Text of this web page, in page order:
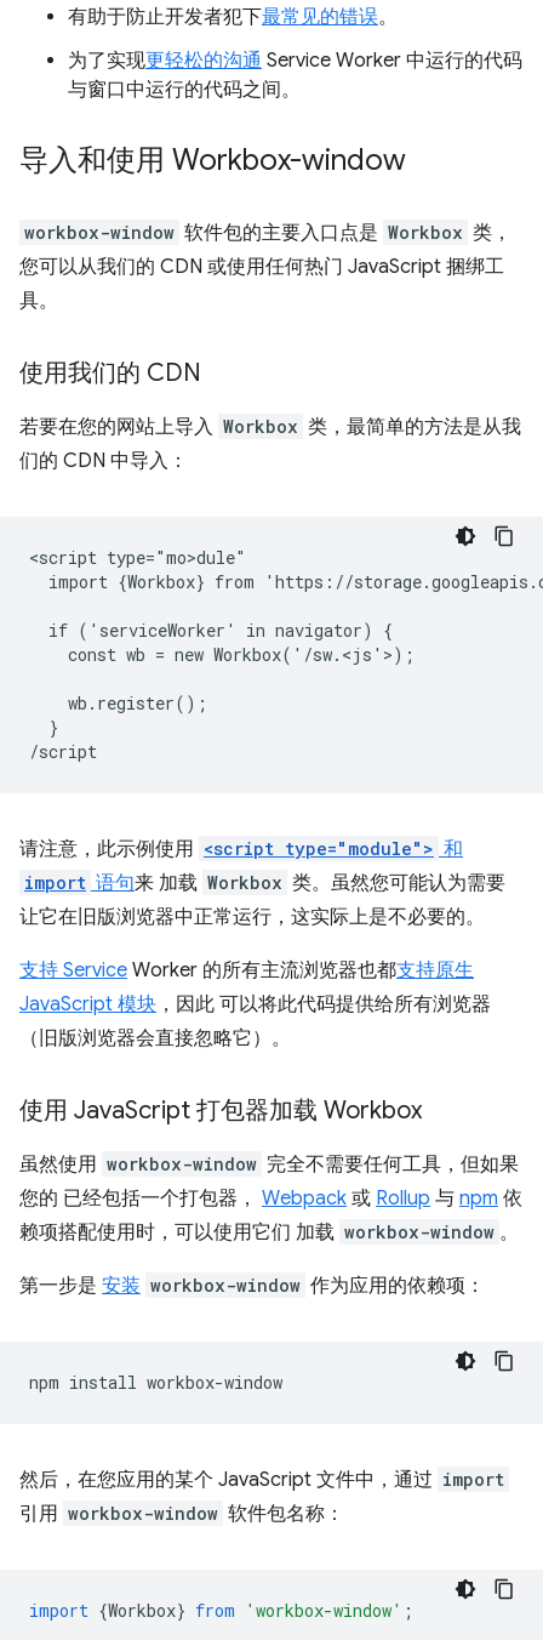
有助于防止开发者犯下最常见的错误。
为了实现更轻松的沟通 Service Worker 中运行的代码
与窗口中运行的代码之间。
导入和使用 Workbox-window
workbox-window 软件包的主要入口点是 Workbox 类，
您可以从我们的 CDN 或使用任何热门 JavaScript 捆绑工
具。
使用我们的 CDN
若要在您的网站上导入 Workbox 类，最简单的方法是从我
们的 CDN 中导入：
<script type="mo>dule"
import {Workbox} from 'https://
  if ('serviceWorker' in navigator) {
    const wb = new Workbox('/sw.<js'>)
;
    wb.register();
  }
请注意，此示例使用 <script type="module"> 和
import 语句来 加载 Workbox 类。虽然您可能认为需要
让它在旧版浏览器中正常运行，这实际上是不必要的。
支持 Service Worker 的所有主流浏览器也都支持原生
JavaScript 模块 ，因此 可以将此代码提供给所有浏览器
（旧版浏览器会直接忽略它）。
使用 JavaScript 打包器加载 Workbox
虽然使用 workbox-window 完全不需要任何工具，但如果
您的 已经包括一个打包器， Webpack 或 Rollup 与 npm 依
赖项搭配使用时，可以使用它们 加载 workbox-window 。
第一步是 安装 workbox-window 作为应用的依赖项：
npm install
然后，在您应用的某个 JavaScript 文件中，通过 import
引用 workbox-window 软件包名称：
import {Workbox} from 'workbox-window' ;